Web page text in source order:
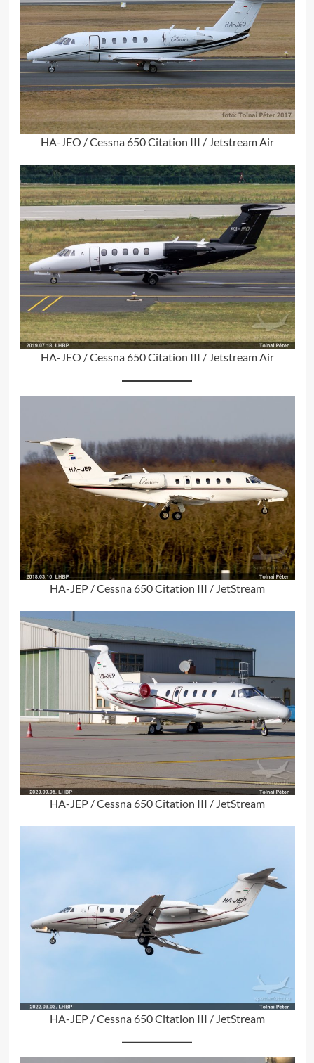
HA-JEO / Cessna 650 Citation III / Jetstream Air
HA-JEO / Cessna 650 Citation III / Jetstream Air
HA-JEP / Cessna 650 Citation III / JetStream
HA-JEP / Cessna 650 Citation III / JetStream
HA-JEP / Cessna 650 Citation III / JetStream